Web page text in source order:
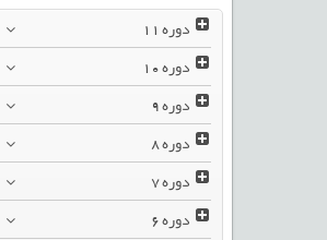
دوره
دوره
دوره
دوره
دوره
دوره